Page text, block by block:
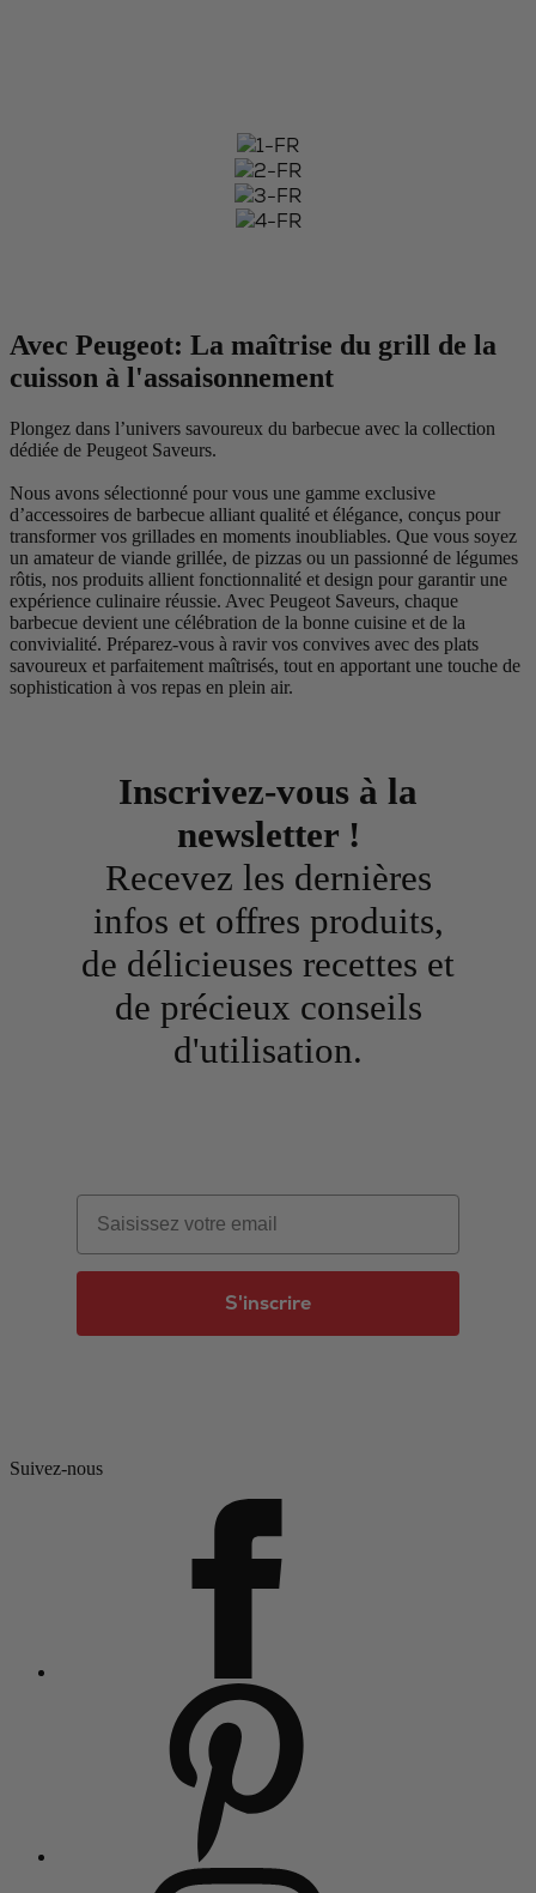
Avec Peugeot: La maîtrise du grill de la
cuisson à l'assaisonnement
Plongez dans l’univers savoureux du barbecue avec la collection
dédiée de Peugeot Saveurs.
Nous avons sélectionné pour vous une gamme exclusive
d’accessoires de barbecue alliant qualité et élégance, conçus pour
transformer vos grillades en moments inoubliables. Que vous soyez
un amateur de viande grillée, de pizzas ou un passionné de légumes
rôtis, nos produits allient fonctionnalité et design pour garantir une
expérience culinaire réussie. Avec Peugeot Saveurs, chaque
barbecue devient une célébration de la bonne cuisine et de la
convivialité. Préparez-vous à ravir vos convives avec des plats
savoureux et parfaitement maîtrisés, tout en apportant une touche de
sophistication à vos repas en plein air.
Inscrivez-vous à la
newsletter !
Recevez les dernières
infos et offres produits,
de délicieuses recettes et
de précieux conseils
d'utilisation.
Email
S'inscrire
Suivez-nous